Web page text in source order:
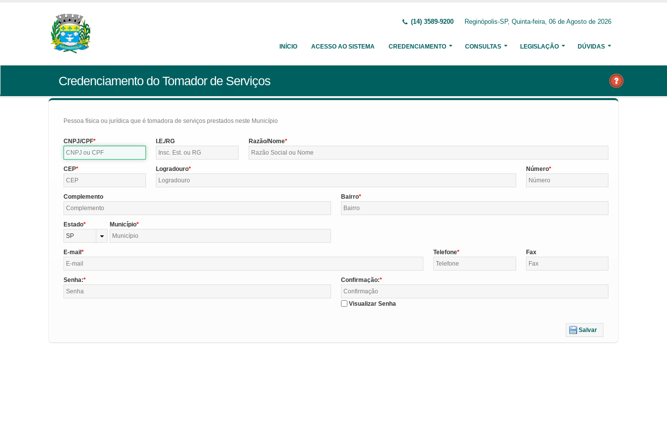
(14) 3589-9200 Reginópolis-SP, Quinta-feira, 06 de Agosto de 2026
INÍCIO ACESSO AO SISTEMA CREDENCIAMENTO CONSULTAS LEGISLAÇÃO DÚVIDAS
Credenciamento do Tomador de Serviços
Pessoa física ou jurídica que é tomadora de serviços prestados neste Município
CNPJ/CPF I.E./RG Razão/Nome
CEP Logradouro Número
Complemento Bairro
Estado
SP
Município
E-mail Telefone Fax
Senha: Confirmação:
Visualizar Senha
Salvar